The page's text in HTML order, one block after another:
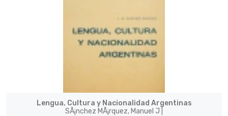
Lengua, Cultura y Nacionalidad Argentinas
SÃ¡nchez MÃ¡rquez, Manuel J |